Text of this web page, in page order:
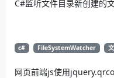
C#监听文件目录新创建的
c# FileSystemWatcher
网页前端js使用